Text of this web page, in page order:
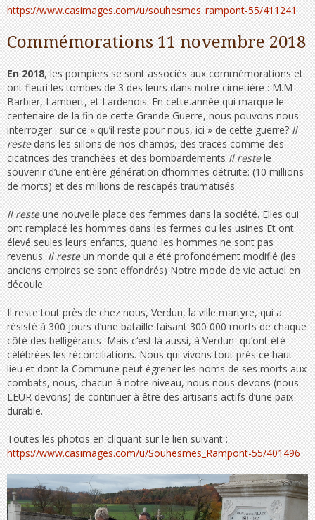
https://www.casimages.com/u/souhesmes_rampont-55/411241
Commémorations 11 novembre 2018
En 2018, les pompiers se sont associés aux commémorations et
ont fleuri les tombes de 3 des leurs dans notre cimetière : M.M
Barbier, Lambert, et Lardenois. En cette.année qui marque le
centenaire de la fin de cette Grande Guerre, nous pouvons nous
interroger : sur ce « qu’il reste pour nous, ici » de cette guerre?Il
restedans les sillons de nos champs, des traces comme des
cicatrices des tranchées et des bombardementsIl restele
souvenir d’une entière génération d‘hommes détruite: (10 millions
de morts) et des millions de rescapés traumatisés.
Il resteune nouvelle place des femmes dans la société. Elles qui
ont remplacé les hommes dans les fermes ou les usines Et ont
élevé seules leurs enfants, quand les hommes ne sont pas
revenus.Il resteun monde qui a été profondément modifié (les
anciens empires se sont effondrés) Notre mode de vie actuel en
découle.
Il reste tout près de chez nous, Verdun, la ville martyre, qui a
résisté à 300 jours d’une bataille faisant 300 000 morts de chaque
côté des belligérants Mais c‘est là aussi, à Verdun qu’ont été
célébrées les réconciliations. Nous qui vivons tout près ce haut
lieu et dont la Commune peut égrener les noms de ses morts aux
combats, nous, chacun à notre niveau, nous nous devons (nous
LEUR devons) de continuer à être des artisans actifs d’une paix
durable.
Toutes les photos en cliquant sur le lien suivant :
https://www.casimages.com/u/Souhesmes_Rampont-55/401496